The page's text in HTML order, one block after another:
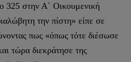
325 στην Α΄ Οικουμενική
την πίστη» είπε σε
πως «όπως τότε διέσωσε
τώρα διεκράτησε της